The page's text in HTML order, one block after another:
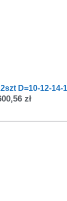
D=10-12-14-
zł